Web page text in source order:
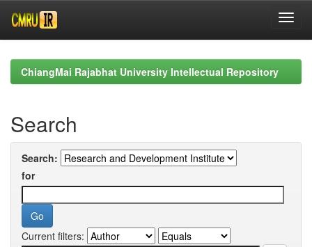
navigationChiangMai Rajabhat University Intellectual Repository
Search
Search:
for
Current filters: